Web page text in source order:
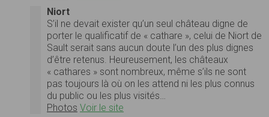
Niort
S’il ne devait exister qu’un seul château digne de
porter le qualificatif de « cathare », celui de Niort de
Sault serait sans aucun doute l’un des plus dignes
d’être retenus. Heureusement, les châteaux
« cathares » sont nombreux, même s’ils ne sont
pas toujours là où on les attend ni les plus connus
du public ou les plus visités…
Photos Voir le site